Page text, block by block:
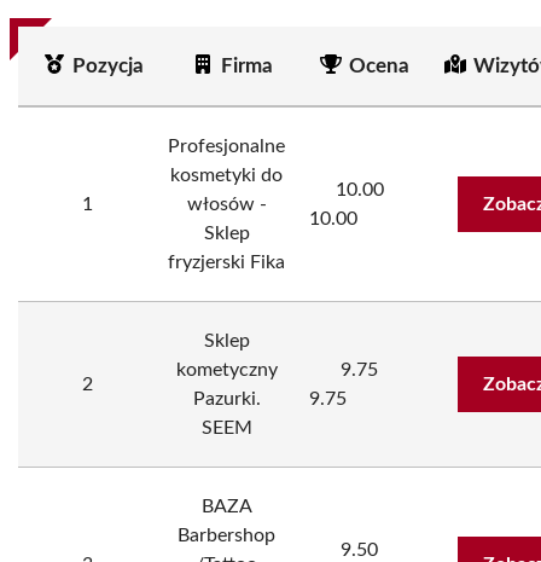
Pozycja Firma Ocena
1
Profesjonalne
kosmetyki do
włosów -
Sklep
fryzjerski Fika
10.00
10.00
2
Sklep
kometyczny
Pazurki.
SEEM
9.75
9.75
BAZA
Barbershop
9.50